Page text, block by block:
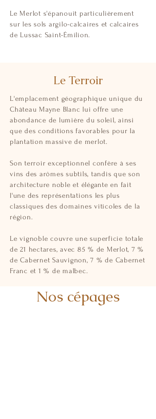
Le Merlot s'épanouit particulièrement
sur les sols argilo-calcaires et calcaires
de Lussac Saint-Émilion.
Le Terroir
L'emplacement géographique unique du
Château Mayne Blanc lui offre une
abondance de lumière du soleil, ainsi
que des conditions favorables pour la
plantation massive de merlot.
Son terroir exceptionnel confère à ses
vins des arômes subtils, tandis que son
architecture noble et élégante en fait
l'une des représentations les plus
classiques des domaines viticoles de la
région.
Le vignoble couvre une superficie totale
de 21 hectares, avec 85 % de Merlot, 7 %
de Cabernet Sauvignon, 7 % de Cabernet
Franc et 1 % de malbec.
Nos cépages